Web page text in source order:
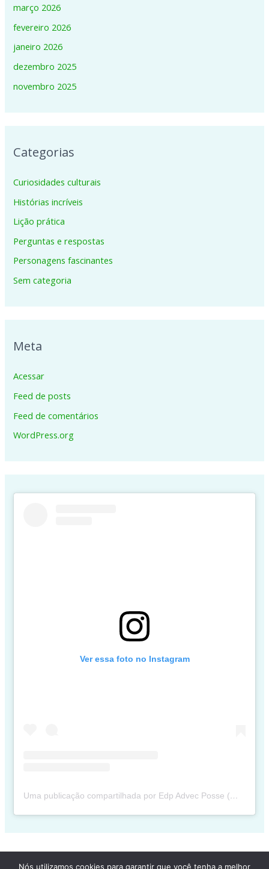
março 2026
fevereiro 2026
janeiro 2026
dezembro 2025
novembro 2025
Categorias
Curiosidades culturais
Histórias incríveis
Lição prática
Perguntas e respostas
Personagens fascinantes
Sem categoria
Meta
Acessar
Feed de posts
Feed de comentários
WordPress.org
Ver essa foto no Instagram
Uma publicação compartilhada por Edp Advec Posse (@edpadvecposse)
Nós utilizamos cookies para garantir que você tenha a melhor